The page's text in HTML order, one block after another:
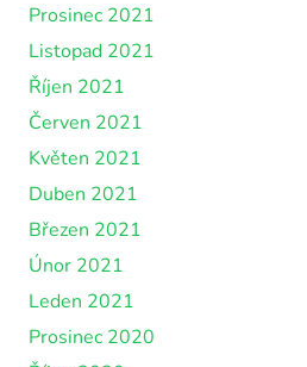
Prosinec 2021
Listopad 2021
Říjen 2021
Červen 2021
Květen 2021
Duben 2021
Březen 2021
Únor 2021
Leden 2021
Prosinec 2020